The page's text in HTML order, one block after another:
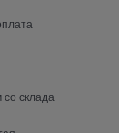
склада